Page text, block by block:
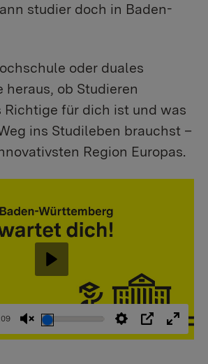
studier doch in Baden-
oder duales
heraus, ob Studieren
Richtige für dich ist und was
ins Studileben brauchst –
Region Europas.
StummschaltungEinstellungen
PIP
Abspielen